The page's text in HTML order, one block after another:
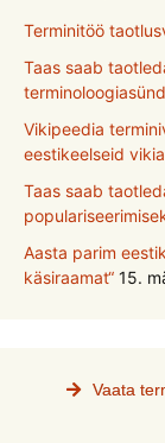
Terminitöö
Taas saab
Vikipeedia
eestikeelseid
Taas saab
Aasta parim
käsiraamat“ 15.
Vaata